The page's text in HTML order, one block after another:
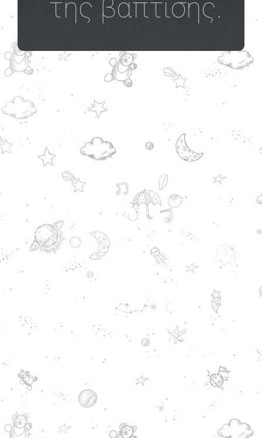
της βάπτισης.